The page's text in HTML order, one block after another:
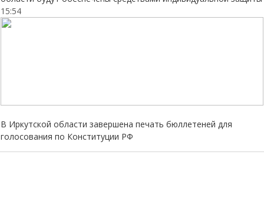
15:54
В Иркутской области завершена печать бюллетеней для
голосования по Конституции РФ